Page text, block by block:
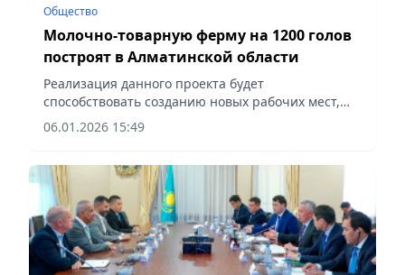
Общество
Молочно-товарную ферму на 1200 голов
построят в Алматинской области
Реализация данного проекта будет
способствовать созданию новых рабочих мест,
сообщает Vecher.kz.
06.01.2026 15:49